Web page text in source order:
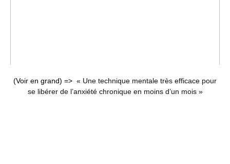
(Voir en grand) => « Une technique mentale très efficace pour
se libérer de l’anxiété chronique en moins d’un mois »